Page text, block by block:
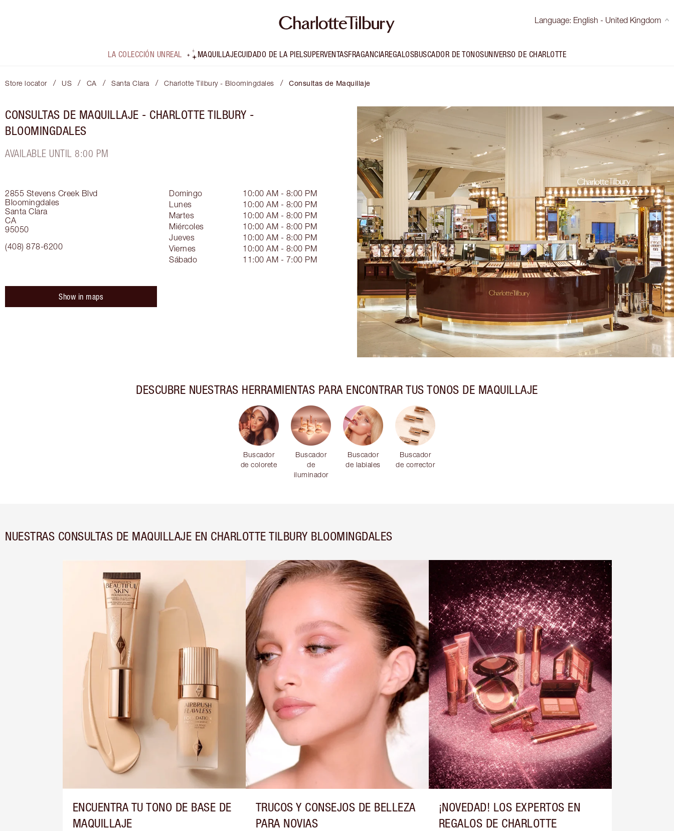
Language: English - United Kingdom
LA COLECCIÓN UNREAL MAQUILLAJECUIDADO DE LA PIELSUPERVENTASFRAGANCIAREGALOSBUSCADOR DE TONOSUNIVERSO DE CHARLOTTE
Store locator / US / CA / Santa Clara / Charlotte Tilbury - Bloomingdales / Consultas de Maquillaje
CONSULTAS DE MAQUILLAJE - CHARLOTTE TILBURY -
BLOOMINGDALES
AVAILABLE UNTIL 8:00 PM
2855 Stevens Creek Blvd
Bloomingdales
Santa Clara
CA
95050
(408) 878-6200
Domingo
10:00 AM - 8:00 PM
Lunes
10:00 AM - 8:00 PM
Martes
10:00 AM - 8:00 PM
Miércoles
10:00 AM - 8:00 PM
Jueves
10:00 AM - 8:00 PM
Viernes
10:00 AM - 8:00 PM
Sábado
11:00 AM - 7:00 PM
Show in maps
DESCUBRE NUESTRAS HERRAMIENTAS PARA ENCONTRAR TUS TONOS DE MAQUILLAJE
Buscador
de colorete
Buscador
de
iluminador
Buscador
de labiales
Buscador
de corrector
NUESTRAS CONSULTAS DE MAQUILLAJE EN CHARLOTTE TILBURY BLOOMINGDALES
ENCUENTRA TU TONO DE BASE DE
MAQUILLAJE
TRUCOS Y CONSEJOS DE BELLEZA
PARA NOVIAS
¡NOVEDAD! LOS EXPERTOS EN
REGALOS DE CHARLOTTE